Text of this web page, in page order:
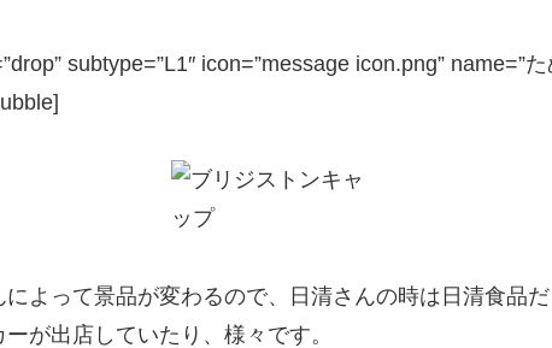
subtype=”L1″ icon=”message icon.png” name=”
よって景品が変わるので、日清さんの時は日清食品
が出店していたり、様々です。